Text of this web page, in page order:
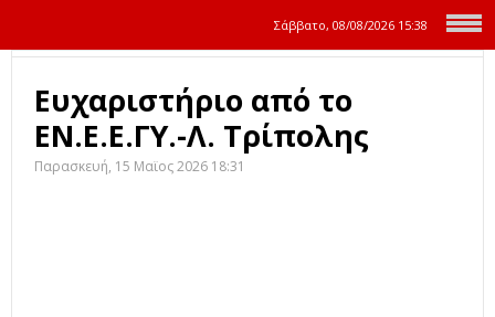
Σάββατο, 08/08/2026 15:38
Ευχαριστήριο από το
ΕΝ.Ε.Ε.ΓΥ.-Λ. Τρίπολης
Παρασκευή, 15 Μαϊος 2026 18:31